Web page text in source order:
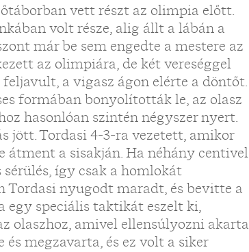
vett részt az olimpia előtt.
volt része, alig állt a lábán a
már be sem engedte a mestere az
az olimpiára, de két vereséggel
a vigasz ágon elérte a döntőt.
formában bonyolították le, az olasz
hasonlóan szintén négyszer nyert.
jött. Tordasi 4-3-ra vezetett, amikor
átment a sisakján. Ha néhány centivel
így csak a homlokát
Tordasi nyugodt maradt, és bevitte a
egy speciális taktikát eszelt ki,
olaszhoz, amivel ellensúlyozni akarta
megzavarta, és ez volt a siker